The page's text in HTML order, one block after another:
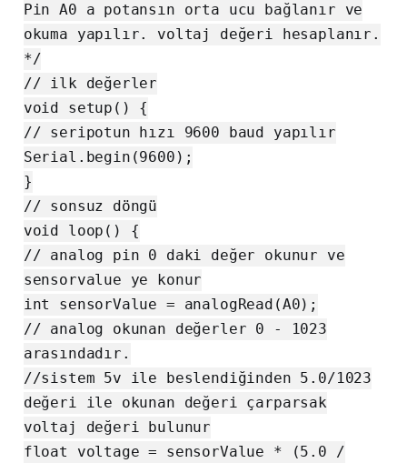
Pin A0 a potansın orta ucu bağlanır ve
okuma yapılır. voltaj değeri hesaplanır.
*/
// ilk değerler
void setup() {
// seripotun hızı 9600 baud yapılır
Serial.begin(9600);
}
// sonsuz döngü
void loop() {
// analog pin 0 daki değer okunur ve
sensorvalue ye konur
int sensorValue = analogRead(A0);
// analog okunan değerler 0 - 1023
arasındadır.
//sistem 5v ile beslendiğinden 5.0/1023
değeri ile okunan değeri çarparsak
voltaj değeri bulunur
float voltage = sensorValue * (5.0 /